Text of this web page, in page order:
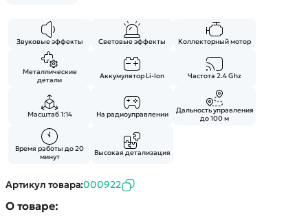
Звуковые эффекты Световые эффекты Коллекторный мотор
Металлические
детали
Аккумулятор Li-Ion Частота 2.4 Ghz
Масштаб 1:14 На радиоуправлении
Дальность управления
до 100 м
Время работы до 20
минут
Высокая детализация
Артикул товара:000922
О товаре:
Катера
Роботы
Самолеты
Сборные модели
Детские электромобили
Спецтехника
Железные дороги
Конструкторы
Запчасти для моделей
Статьи про беспилотники
Обзор квадрокоптеров
Аренда Квадрокоптеров
Покупка в кредит
Контакты
Оплата и доставка
Помощь
Оплата на сайте